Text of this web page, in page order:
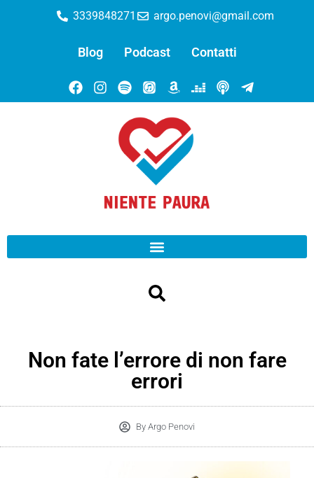
3339848271 argo.penovi@gmail.com
Blog Podcast Contatti
Non fate l’errore di non fare
errori
By Argo Penovi